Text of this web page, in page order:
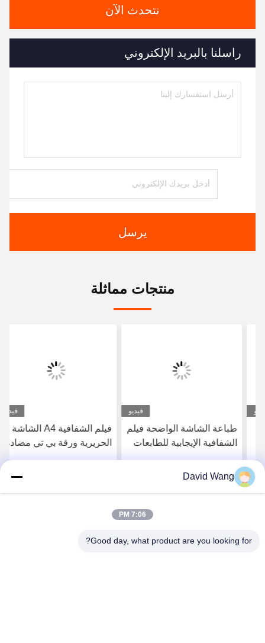
نتحدث الآن
راسلنا بالبريد الإلكتروني
يرسل
منتجات مماثلة
فيديو
طباعة الشاشة الواضحة فيلم
الشفافية الإيجابية للطابعات
فيديو
فيلم الشفافية A4 الشاشة
الحريرية ورقة بي تي مضادة
David Wang
7:06 PM
Good day, what product are you looking for?